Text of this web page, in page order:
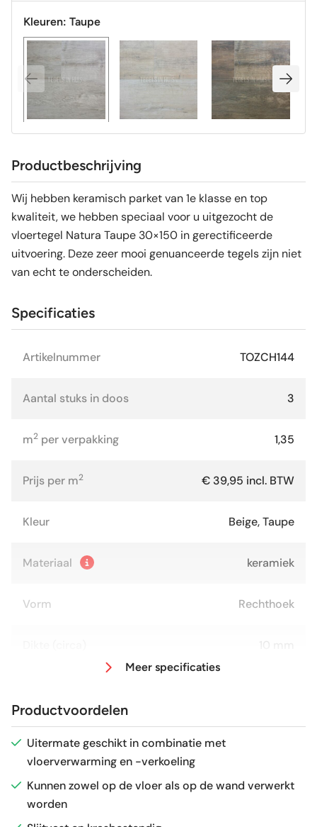
Kleuren: Taupe
Productbeschrijving
Wij hebben keramisch parket van 1e klasse en top
kwaliteit, we hebben speciaal voor u uitgezocht de
vloertegel Natura Taupe 30×150 in gerectificeerde
uitvoering. Deze zeer mooi genuanceerde tegels zijn niet
van echt te onderscheiden.
Specificaties
Artikelnummer TOZCH144
Aantal stuks in doos 3
m2 per verpakking 1,35
Prijs per m2 € 39,95 incl. BTW
Kleur Beige, Taupe
Materiaal keramiek
Vorm Rechthoek
Antislipwaarde R9
Glans / Mat
Gerectificeerd
Meer specificaties
Productvoordelen
Uitermate geschikt in combinatie met
vloerverwarming en -verkoeling
Kunnen zowel op de vloer als op de wand verwerkt
worden